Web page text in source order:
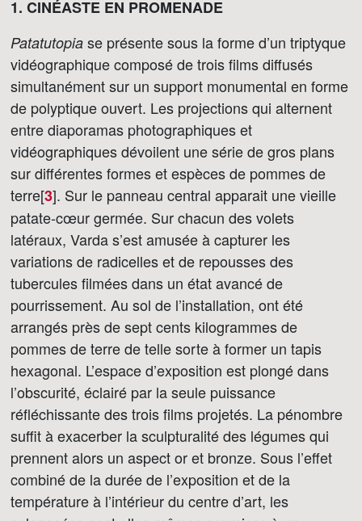
1. CINÉASTE EN PROMENADE
Patatutopia se présente sous la forme d’un triptyque
vidéographique composé de trois films diffusés
simultanément sur un support monumental en forme
de polyptique ouvert. Les projections qui alternent
entre diaporamas photographiques et
vidéographiques dévoilent une série de gros plans
sur différentes formes et espèces de pommes de
terre[3]. Sur le panneau central apparait une vieille
patate-cœur germée. Sur chacun des volets
latéraux, Varda s’est amusée à capturer les
variations de radicelles et de repousses des
tubercules filmées dans un état avancé de
pourrissement. Au sol de l’installation, ont été
arrangés près de sept cents kilogrammes de
pommes de terre de telle sorte à former un tapis
hexagonal. L’espace d’exposition est plongé dans
l’obscurité, éclairé par la seule puissance
réfléchissante des trois films projetés. La pénombre
suffit à exacerber la sculpturalité des légumes qui
prennent alors un aspect or et bronze. Sous l’effet
combiné de la durée de l’exposition et de la
température à l’intérieur du centre d’art, les